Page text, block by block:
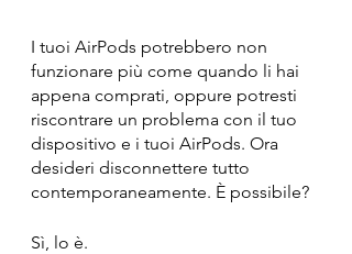
I tuoi AirPods potrebbero non
funzionare più come quando li hai
appena comprati, oppure potresti
riscontrare un problema con il tuo
dispositivo e i tuoi AirPods. Ora
desideri disconnettere tutto
contemporaneamente. È possibile?
Sì, lo è.